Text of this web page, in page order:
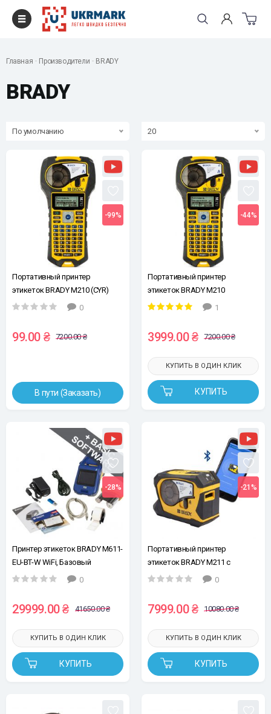
Главная Производители BRADY
BRADY
По умолчанию 20
-99%
Портативный принтер
этикеток BRADY M210 (CYR)
Акционная цена, действует при
0
99.00 ₴ 7200.00 ₴
В пути (Заказать)
-44%
Портативный принтер
этикеток BRADY M210
1
3999.00 ₴ 7200.00 ₴
КУПИТЬ
КУПИТЬ В ОДИН КЛИК
-28%
Принтер этикеток BRADY M611-
EU-BT-W WiFi, Базовый
комплект + Базовое ПО
0
29999.00 ₴ 41650.00 ₴
КУПИТЬ
КУПИТЬ В ОДИН КЛИК
-21%
Портативный принтер
этикеток BRADY M211 с
Bluetooth
0
7999.00 ₴ 10080.00 ₴
КУПИТЬ
КУПИТЬ В ОДИН КЛИК